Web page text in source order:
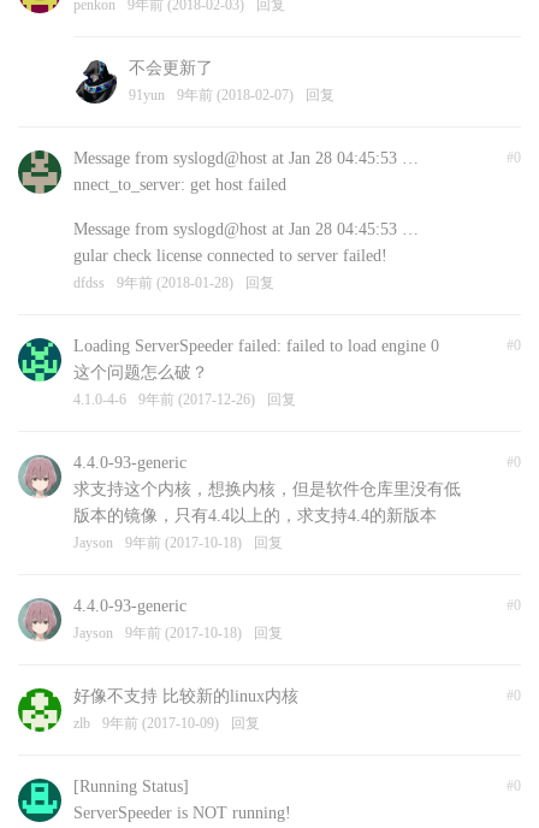
penkon 9年前 (2018-02-03) 回复
不会更新了
91yun 9年前 (2018-02-07) 回复
#0
Message from syslogd@host at Jan 28 04:45:53 …
nnect_to_server: get host failed
Message from syslogd@host at Jan 28 04:45:53 …
gular check license connected to server failed!
dfdss 9年前 (2018-01-28) 回复
#0
Loading ServerSpeeder failed: failed to load engine 0
这个问题怎么破？
4.1.0-4-6 9年前 (2017-12-26) 回复
#0
4.4.0-93-generic
求支持这个内核，想换内核，但是软件仓库里没有低
版本的镜像，只有4.4以上的，求支持4.4的新版本
Jayson 9年前 (2017-10-18) 回复
#0
4.4.0-93-generic
Jayson 9年前 (2017-10-18) 回复
#0
好像不支持 比较新的linux内核
zlb 9年前 (2017-10-09) 回复
#0
[Running Status]
ServerSpeeder is NOT running!